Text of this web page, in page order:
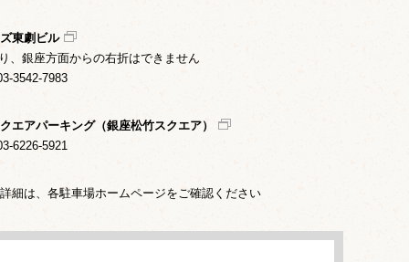
東劇ビル
、銀座方面からの右折はできません
3542-7983
エアパーキング（銀座松竹スクエア）
6226-5921
細は、各駐車場ホームページをご確認ください